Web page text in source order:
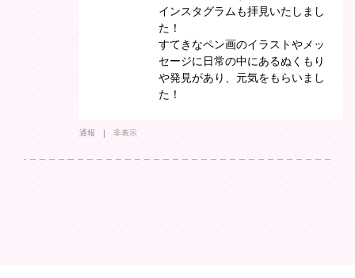
インスタグラムも拝見いたしまし
た！
すてきなペン画のイラストやメッ
セージに日常の中にあるぬくもり
や発見があり、元気をもらいまし
た！
通報 非表示